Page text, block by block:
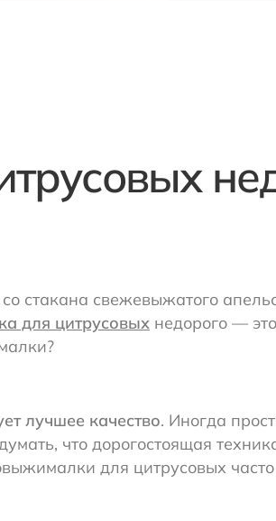
стакана свежевыжатого
для цитрусовых недорого —
лучшее качество. Иногда
что дорогостоящая
для цитрусовых